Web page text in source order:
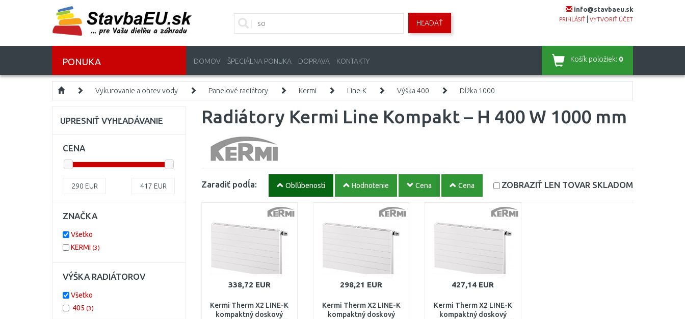
info@stavbaeu.sk
PRIHLÁSIŤ VYTVORIŤ ÚČET
HĽADAŤ
PONUKA DOMOV ŠPECIÁLNA PONUKA DOPRAVA KONTAKTY Košík položiek: 0
Vykurovanie a ohrev vody Panelové radiátory Kermi Line-K Výška 400 Dĺžka 1000
Radiátory Kermi Line Kompakt – H 400 W 1000 mm
Zaradiť podĺa: Obľúbenosti Hodnotenie Cena Cena ZOBRAZIŤ LEN TOVAR SKLADOM
338,72 EUR
Kermi Therm X2 LINE-K
kompaktný doskový
298,21 EUR
Kermi Therm X2 LINE-K
kompaktný doskový
427,14 EUR
Kermi Therm X2 LINE-K
kompaktný doskový
UPRESNIŤ VYHĽADÁVANIE
CENA
290 EUR 417 EUR
ZNAČKA
Všetko
KERMI (3)
VÝŠKA RADIÁTOROV
Všetko
405 (3)